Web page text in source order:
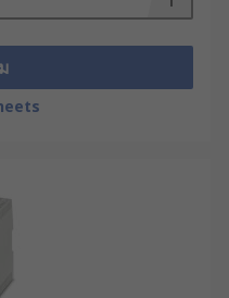
หรือสมาร์ตโฟน การ
ยข้อมูลแพ็กเก็ต เช่น
ระบุปลายทาง
ข้อมูล, ควบคุมความ
รือ VPN และแบ่ง
เพิ่มความปลอดภัย